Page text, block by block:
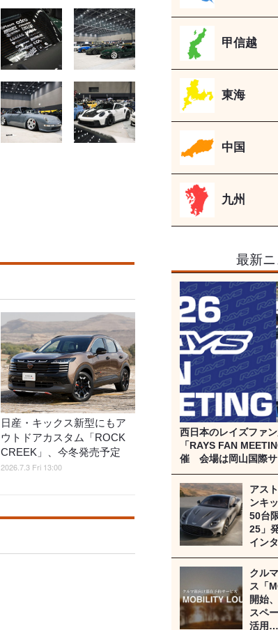
日産・キックス新型にもア
ウトドアカスタム「ROCK
CREEK」、今冬発売予定
2026.7.3 Fri 13:00
甲信越
東海
中国
九州
最新
西日本のレイズファ
「RAYS FAN
催 会場は岡山国際サ
アス
ンキ
50台
25」
イン
クル
ス「
開始
スペ
活用